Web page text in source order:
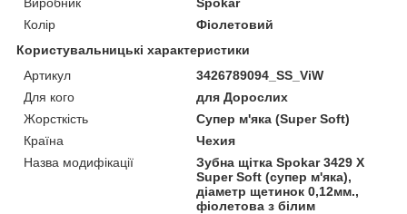
Колір
Фіолетовий
Користувальницькі характеристики
Артикул
3426789094_SS_ViW
Для кого
для Дорослих
Жорсткість
Супер м'яка (Super Soft)
Країна
Чехия
Назва модифікації
Зубна щітка Spokar 3429 X
Super Soft (супер м'яка),
діаметр щетинок 0,12мм.,
фіолетова з білим